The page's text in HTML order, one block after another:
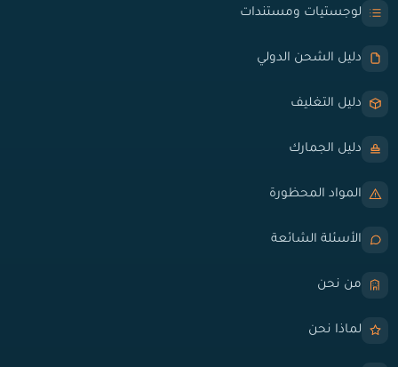
لوجستيات ومستندات
دليل الشحن الدولي
دليل التغليف
دليل الجمارك
المواد المحظورة
الأسئلة الشائعة
من نحن
لماذا نحن